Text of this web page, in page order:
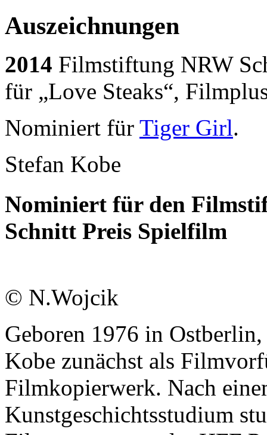
Auszeichnungen
2014 Filmstiftung NRW
für „Love Steaks“,
Nominiert für Tiger Girl.
Stefan Kobe
Nominiert für den
Schnitt Preis Spielfilm
© N.Wojcik
Geboren 1976 in Ostberlin,
Kobe zunächst als
Filmkopierwerk. Nach
Kunstgeschichtsstudium